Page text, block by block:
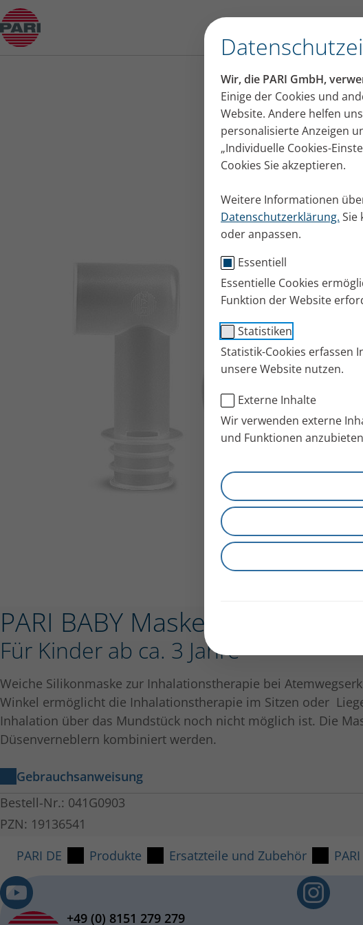
Wir, die PARI GmbH,
Einige der Cookies und
Website. Andere helfen
personalisierte Anzeigen
„Individuelle Cookies-
Cookies Sie akzeptieren.
Weitere Informationen
Datenschutzerklärung. Sie
oder anpassen.
Essentiell
Essentielle Cookies
Funktion der Website
Statistiken
Statistik-Cookies erfassen
unsere Website nutzen.
Externe Inhalte
Wir verwenden externe
und Funktionen
Produktberater
PARI BABY Maske Größe 3 mit
Für Kinder ab ca. 3 Jahre
Weiche Silikonmaske zur Inhalationstherapie bei
Winkel ermöglicht die Inhalationstherapie im Sitzen oder
Inhalation über das Mundstück noch nicht möglich ist. Die
Düsenverneblern kombiniert werden.
Gebrauchsanweisung
PARI BABY Maske Größe 0-3
Bestell-Nr.: 041G0903
PZN: 19136541
PARI DE
Produkte Ersatzteile und Zubehör
+49 (0) 8151 279 279